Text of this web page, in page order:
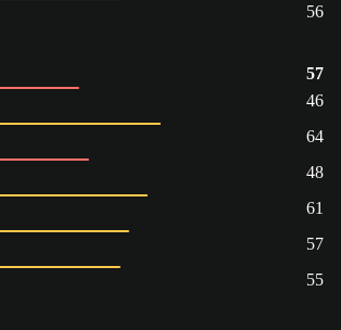
56
57
46
64
48
61
57
55